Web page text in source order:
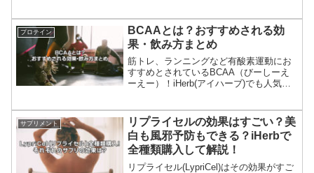
などの説明です。間違っても捨てないよ
うにしてください。いらな...
プロテイン
BCAAとは？おすすめされる効
果・飲み方まとめ
筋トレ、ランニングなど有酸素運動にお
すすめとされているBCAA（びーしーえ
ーえー）！iHerb(アイハーブ)でも人気の
ていますか？トレーニング時だけではな
くダイエット...
サプリメント
リプライセルの効果はすごい？美
白も風邪予防もできる？iHerbで
全種類購入して解説！
リプライセル(LypriCel)はその効果がすご